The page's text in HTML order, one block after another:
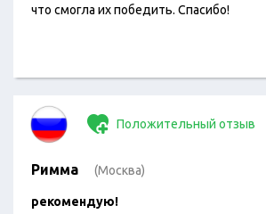
что смогла их победить. Спасибо!
Положительный отзыв
Римма (Москва)
рекомендую!